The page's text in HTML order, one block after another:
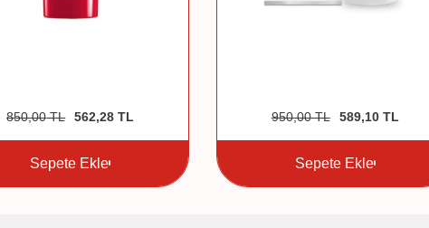
850,00TL 562,28 TL
Sepete Ekle
950,00TL 589,10TL
Sepete Ekle